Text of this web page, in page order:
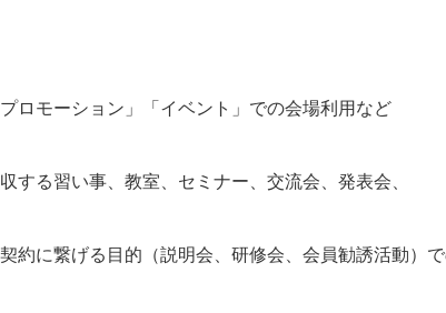
モーション」「イベント」での会場利用など
る習い事、教室、セミナー、交流会、発表会、
に繋げる目的（説明会、研修会、会員勧誘活動）